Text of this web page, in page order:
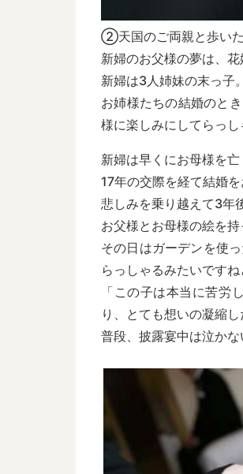
②天国のご両親と歩い
新婦のお父様の夢は、
新婦は3人姉妹の末っ子。
お姉様たちの結婚のと
様に楽しみにしてらっし
新婦は早くにお母様を
17年の交際を経て結婚
悲しみを乗り越えて3年
お父様とお母様の絵を
その日はガーデンを使
らっしゃるみたいですね
「この子は本当に苦労
り、とても想いの凝縮し
普段、披露宴中は泣か